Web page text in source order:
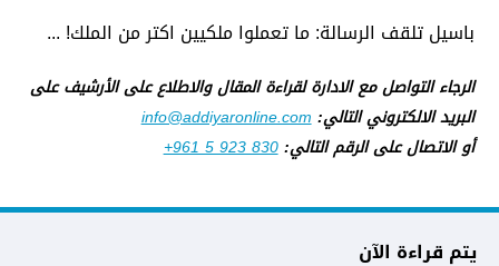
باسيل تلقف الرسالة: ما تعملوا ملكيين اكتر من الملك! ...
الرجاء التواصل مع الادارة لقراءة المقال والاطلاع على الأرشيف على
البريد الالكتروني التالي:info@addiyaronline.com
أو الاتصال على الرقم التالي:+961 5 923 830
يتم قراءة الآن